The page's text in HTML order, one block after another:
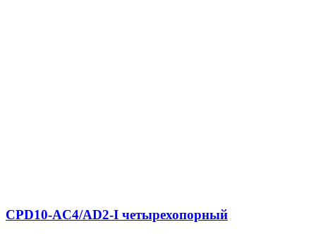
CPD10-AC4/AD2-I четырехопорный